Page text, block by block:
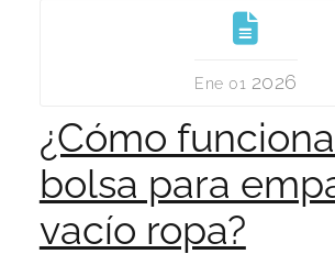
Ene 01 2026
¿Cómo
bolsa para
vacío ropa?